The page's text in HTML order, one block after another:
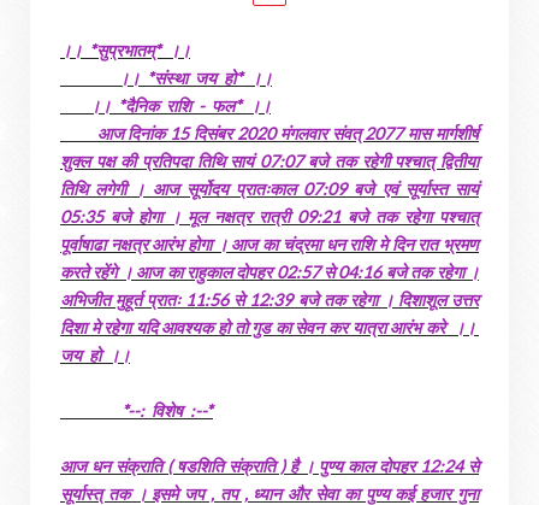
।। *सुप्रभातम्* ।।
।। *संस्था जय हो* ।।
।। *दैनिक राशि - फल* ।।
आज दिनांक 15 दिसंबर 2020 मंगलवार संवत् 2077 मास मार्गशीर्ष
शुक्ल पक्ष की प्रतिपदा तिथि सायं 07:07 बजे तक रहेगी पश्चात् द्वितीया
तिथि लगेगी । आज सूर्योदय प्रातःकाल 07:09 बजे एवं सूर्यास्त सायं
05:35 बजे होगा । मूल नक्षत्र रात्री 09:21 बजे तक रहेगा पश्चात्
पूर्वाषाढा नक्षत्र आरंभ होगा । आज का चंद्रमा धन राशि मे दिन रात भ्रमण
करते रहेंगे । आज का राहुकाल दोपहर 02:57 से 04:16 बजे तक रहेगा ।
अभिजीत मुहूर्त प्रातः 11:56 से 12:39 बजे तक रहेगा । दिशाशूल उत्तर
दिशा मे रहेगा यदि आवश्यक हो तो गुड का सेवन कर यात्रा आरंभ करे ।।
जय हो ।।
*--: विशेष :--*
आज धन संक्राति ( षडशिति संक्राति ) है । पुण्य काल दोपहर 12:24 से
सूर्यास्त् तक । इसमे जप , तप , ध्यान और सेवा का पुण्य कई हजार गुना